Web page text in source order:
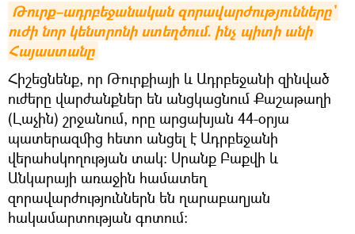
Թուրք–ադրբեջանական զորավարժությունները`
ուժի նոր կենտրոնի ստեղծում. ինչ պիտի անի
Հայաստանը
Հիշեցնենք, որ Թուրքիայի և Ադրբեջանի զինված
ուժերը վարժանքներ են անցկացնում Քաշաթաղի
(Լաչին) շրջանում, որը արցախյան 44-օրյա
պատերազմից հետո անցել է Ադրբեջանի
վերահսկողության տակ: Սրանք Բաքվի և
Անկարայի առաջին համատեղ
զորավարժություններն են ղարաբաղյան
հակամարտության գոտում: